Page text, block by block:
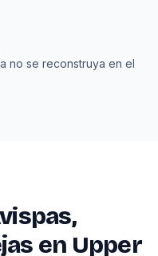
no se reconstruya en el
en Upper